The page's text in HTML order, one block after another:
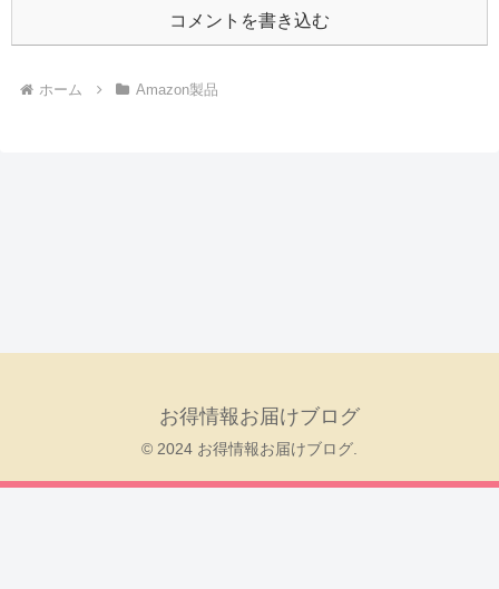
コメントを書き込む
ホーム Amazon製品
お得情報お届けブログ
© 2024 お得情報お届けブログ.